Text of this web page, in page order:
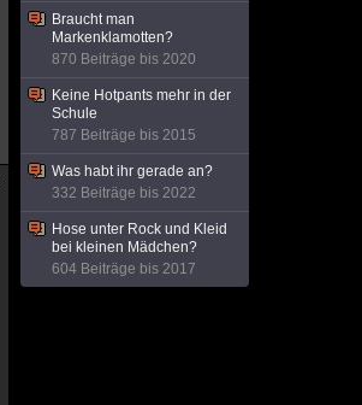
Braucht man
Markenklamotten?
870 Beiträge bis 2020
Keine Hotpants mehr in der
Schule
787 Beiträge bis 2015
Was habt ihr gerade an?
332 Beiträge bis 2022
Hose unter Rock und Kleid
bei kleinen Mädchen?
604 Beiträge bis 2017